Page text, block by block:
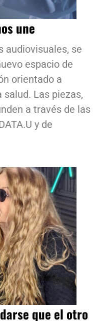
une
audiovisuales, se
espacio de
orientado a
Las piezas,
a través de las
y de
que el otro